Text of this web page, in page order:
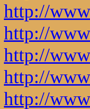
http://
http://
http://
http://
http://